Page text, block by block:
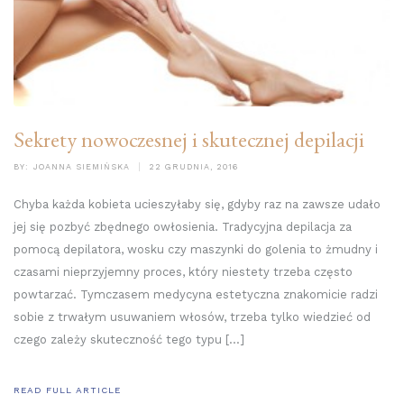
Sekrety nowoczesnej i skutecznej depilacji
BY: JOANNA SIEMIŃSKA 22 GRUDNIA, 2016
Chyba każda kobieta ucieszyłaby się, gdyby raz na zawsze udało
jej się pozbyć zbędnego owłosienia. Tradycyjna depilacja za
pomocą depilatora, wosku czy maszynki do golenia to żmudny i
czasami nieprzyjemny proces, który niestety trzeba często
powtarzać. Tymczasem medycyna estetyczna znakomicie radzi
sobie z trwałym usuwaniem włosów, trzeba tylko wiedzieć od
czego zależy skuteczność tego typu […]
READ FULL ARTICLE